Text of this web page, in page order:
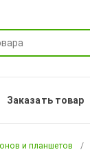
Заказать товар
и планшетов